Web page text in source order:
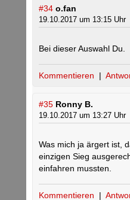
#34 o.fan
19.10.2017 um 13:15 Uhr
Bei dieser Auswahl Du.
Kommentieren |
#35 Ronny B.
19.10.2017 um 13:27 Uhr
Was mich ja ärgert ist,
einzigen Sieg
einfahren mussten.
Kommentieren |